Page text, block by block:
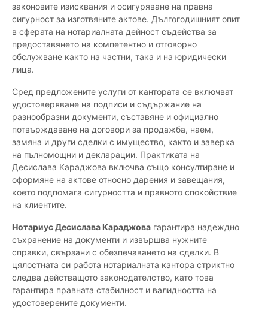
законовите изисквания и осигуряване на правна
сигурност за изготвяните актове. Дългогодишният опит
в сферата на нотариалната дейност съдейства за
предоставянето на компетентно и отговорно
обслужване както на частни, така и на юридически
лица.
Сред предложените услуги от кантората се включват
удостоверяване на подписи и съдържание на
разнообразни документи, съставяне и официално
потвърждаване на договори за продажба, наем,
замяна и други сделки с имущество, както и заверка
на пълномощни и декларации. Практиката на
Десислава Караджова включва също консултиране и
оформяне на актове относно дарения и завещания,
което подпомага сигурността и правното спокойствие
на клиентите.
Нотариус Десислава Караджова гарантира надеждно
съхранение на документи и извършва нужните
справки, свързани с обезпечаването на сделки. В
цялостната си работа нотариалната кантора стриктно
следва действащото законодателство, като това
гарантира правната стабилност и валидността на
удостоверените документи.